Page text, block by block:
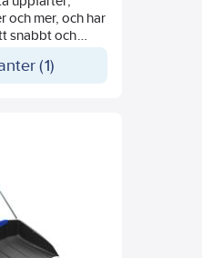
och mer, och har
snabbt och
metallblad
(1)